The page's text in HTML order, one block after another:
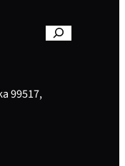
99517,